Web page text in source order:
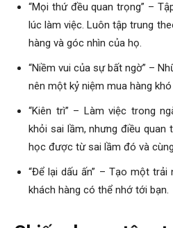
“Mọi thứ đều quan trọng” –
lúc làm việc. Luôn tập trung
hàng và góc nhìn của họ.
“Niềm vui của sự bất ngờ” –
nên một kỷ niệm mua hàng
“Kiên trì” – Làm việc trong
khỏi sai lầm, nhưng điều quan
học được từ sai lầm đó và
“Để lại dấu ấn” – Tạo một
khách hàng có thể nhớ tới bạn.